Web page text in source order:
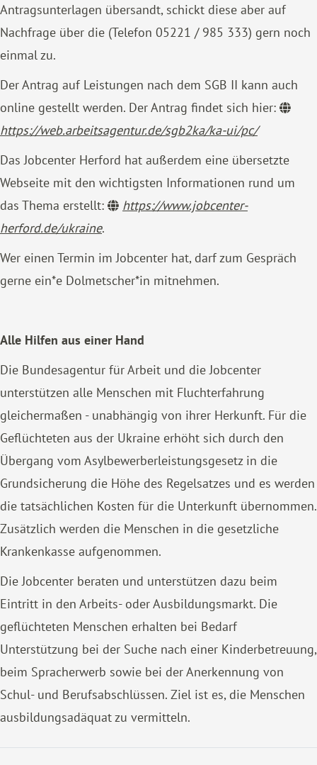
Antragsunterlagen übersandt, schickt diese aber auf
Nachfrage über die (Telefon 05221 / 985 333) gern noch
einmal zu.
Der Antrag auf Leistungen nach dem SGB II kann auch
online gestellt werden. Der Antrag findet sich hier:
https://web.arbeitsagentur.de/sgb2ka/ka-ui/pc/
Das Jobcenter Herford hat außerdem eine übersetzte
Webseite mit den wichtigsten Informationen rund um
das Thema erstellt:
https://www.jobcenter-
herford.de/ukraine.
Wer einen Termin im Jobcenter hat, darf zum Gespräch
gerne ein*e Dolmetscher*in mitnehmen.
Alle Hilfen aus einer Hand
Die Bundesagentur für Arbeit und die Jobcenter
unterstützen alle Menschen mit Fluchterfahrung
gleichermaßen - unabhängig von ihrer Herkunft. Für die
Geflüchteten aus der Ukraine erhöht sich durch den
Übergang vom Asylbewerberleistungsgesetz in die
Grundsicherung die Höhe des Regelsatzes und es werden
die tatsächlichen Kosten für die Unterkunft übernommen.
Zusätzlich werden die Menschen in die gesetzliche
Krankenkasse aufgenommen.
Die Jobcenter beraten und unterstützen dazu beim
Eintritt in den Arbeits- oder Ausbildungsmarkt. Die
geflüchteten Menschen erhalten bei Bedarf
Unterstützung bei der Suche nach einer Kinderbetreuung,
beim Spracherwerb sowie bei der Anerkennung von
Schul- und Berufsabschlüssen. Ziel ist es, die Menschen
ausbildungsadäquat zu vermitteln.